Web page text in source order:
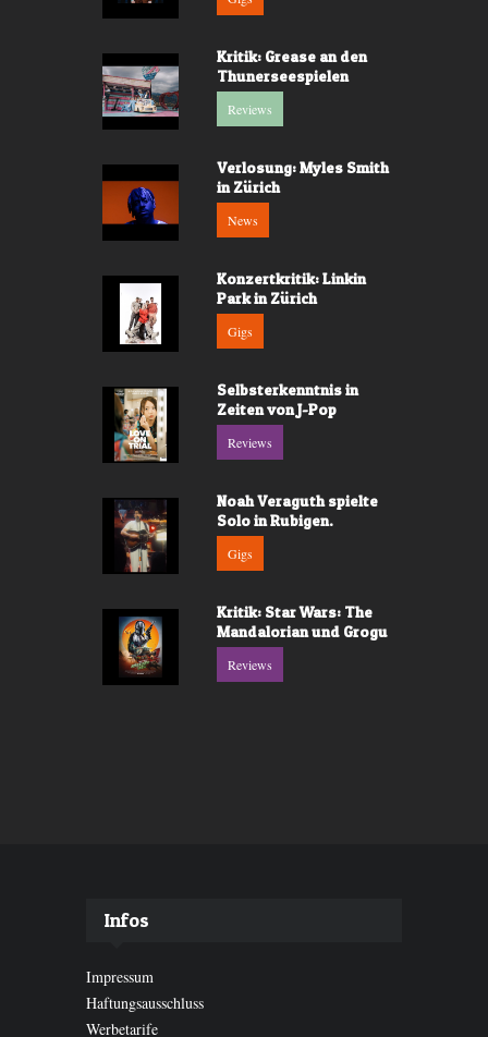
Kritik: Grease an den
Thunerseespielen
Reviews
Verlosung: Myles Smith
in Zürich
News
Konzertkritik: Linkin
Park in Zürich
Gigs
Selbsterkenntnis in
Zeiten von J-Pop
Reviews
Noah Veraguth spielte
Solo in Rubigen.
Gigs
Kritik: Star Wars: The
Mandalorian und Grogu
Reviews
Infos
Impressum
Haftungsausschluss
Werbetarife